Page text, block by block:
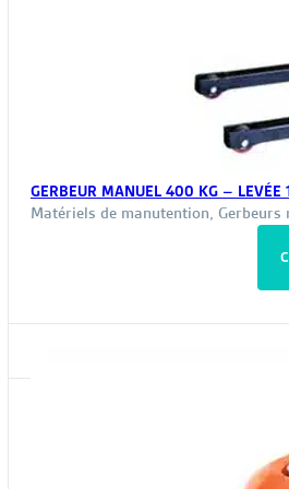
GERBEUR MANUEL 400 KG –
Matériels de manutention, Gerbeurs